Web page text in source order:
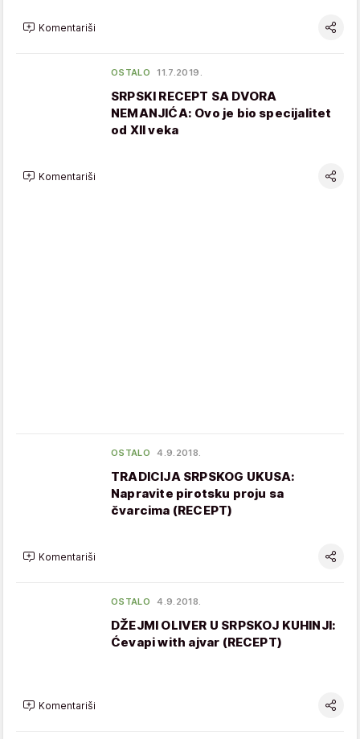
Komentariši
OSTALO 11.7.2019.
SRPSKI RECEPT SA DVORA
NEMANJIĆA: Ovo je bio specijalitet
od XII veka
Komentariši
OSTALO 4.9.2018.
TRADICIJA SRPSKOG UKUSA:
Napravite pirotsku proju sa
čvarcima (RECEPT)
Komentariši
OSTALO 4.9.2018.
DŽEJMI OLIVER U SRPSKOJ KUHINJI:
Ćevapi with ajvar (RECEPT)
Komentariši